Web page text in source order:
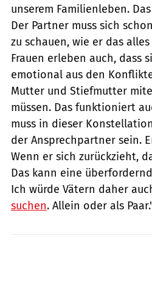
unserem Familienleben.
Der Partner muss sich
zu schauen, wie er das
Frauen erleben auch, dass
emotional aus den
Mutter und Stiefmutter
müssen. Das funktioniert
muss in dieser
der Ansprechpartner sein.
Wenn er sich zurückzieht,
Das kann eine
Ich würde Vätern daher
suchen. Allein oder als